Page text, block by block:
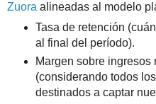
Zuora alineadas al modelo
Tasa de retención
al final del período).
Margen sobre ingresos
(considerando todos
destinados a captar